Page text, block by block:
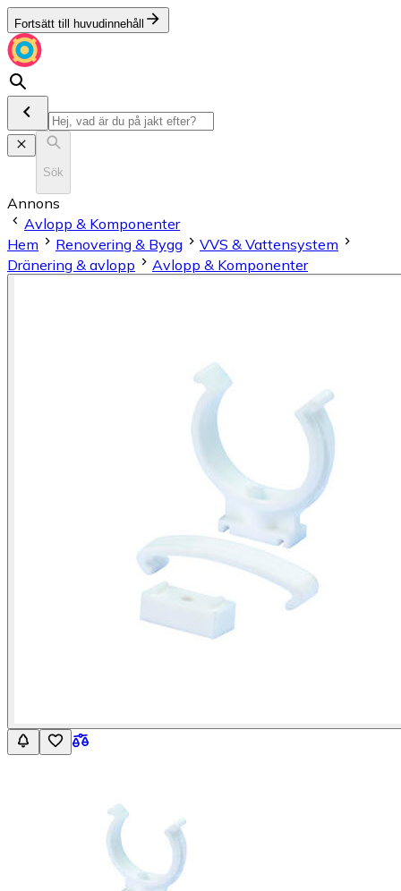
Fortsätt till huvudinnehåll
Sök
Annons
Avlopp & Komponenter
Hem
Renovering & Bygg
VVS & Vattensystem
Dränering & avlopp
Avlopp & Komponenter